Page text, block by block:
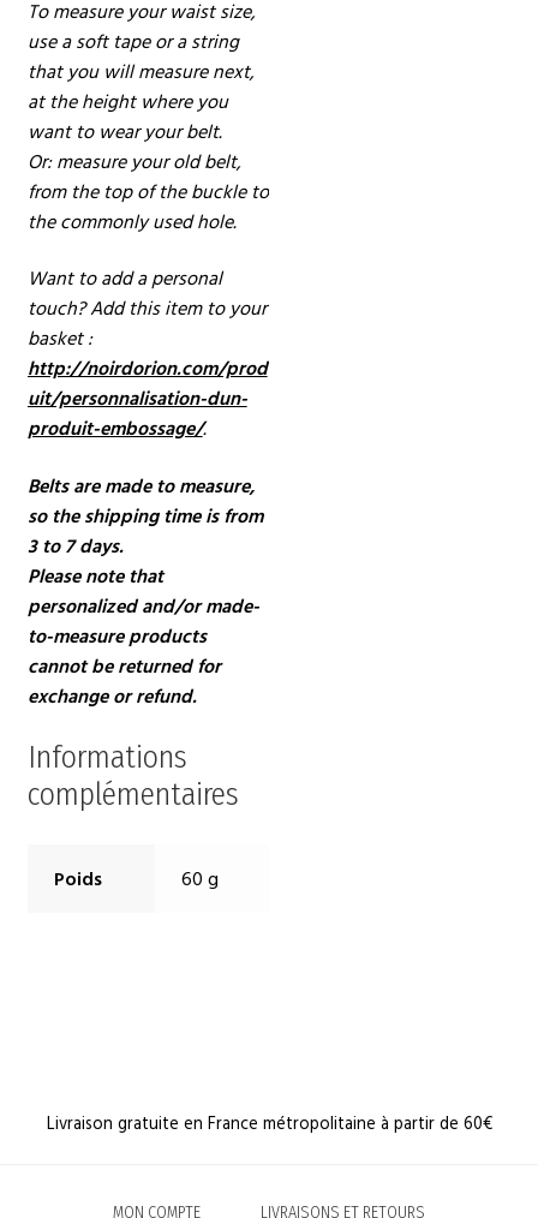
To measure your waist size,
use a soft tape or a string
that you will measure next,
at the height where you
want to wear your belt.
Or: measure your old belt,
from the top of the buckle to
the commonly used hole.
Want to add a personal
touch? Add this item to your
basket :
http://noirdorion.com/prod
uit/personnalisation-dun-
produit-embossage/.
Belts are made to measure,
so the shipping time is from
3 to 7 days.
Please note that
personalized and/or made-
to-measure products
cannot be returned for
exchange or refund.
Informations
complémentaires
Poids 60 g
Livraison gratuite en France métropolitaine à partir de 60€
MON COMPTE LIVRAISONS ET RETOURS